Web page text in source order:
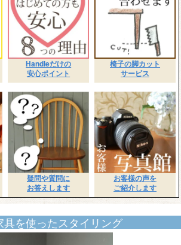
Handleだけの
安心ポイント
椅子の脚カット
サービス
疑問や質問に
お答えします
お客様の声を
ご紹介します
具を使ったスタイリング